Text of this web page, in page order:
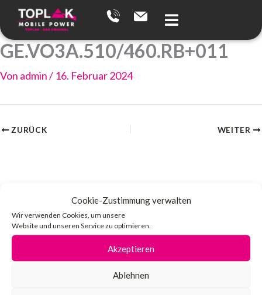
Cookie-Zustimmung verwalten
Wir verwenden Cookies, um unsere
Website und unseren Service zu optimieren.
Akzeptieren
Ablehnen
Zum
Inhalt
springen
GE.VO3A.510/460.RB+011
Von admin/ 16. Februar 2024
ZURÜCK WEITER